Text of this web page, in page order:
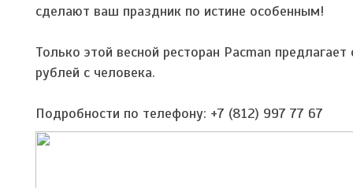
сделают ваш праздник по истине особенным!
Только этой весной ресторан Pacman
рублей с человека.
Подробности по телефону: +7 (812) 997 77 67